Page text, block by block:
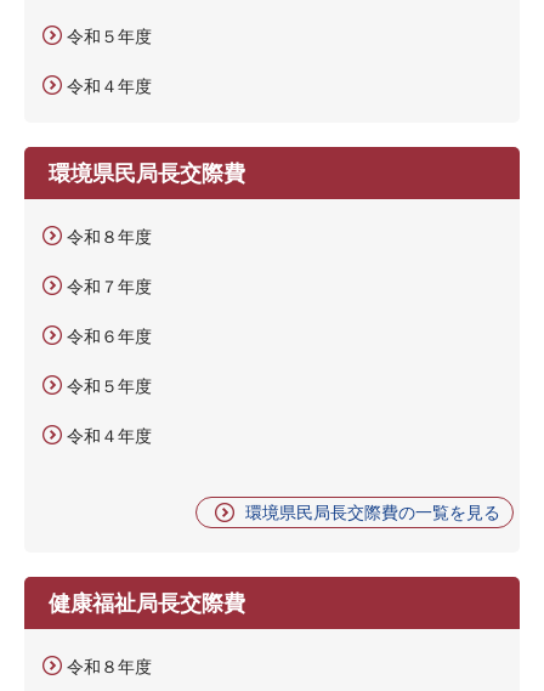
令和５年度
令和４年度
環境県民局長交際費
令和８年度
令和７年度
令和６年度
令和５年度
令和４年度
環境県民局長交際費の一覧を見る
健康福祉局長交際費
令和８年度